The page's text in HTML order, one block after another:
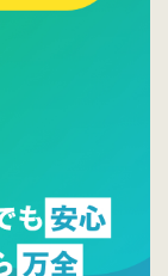
リニューアル
た。詳細は
た。